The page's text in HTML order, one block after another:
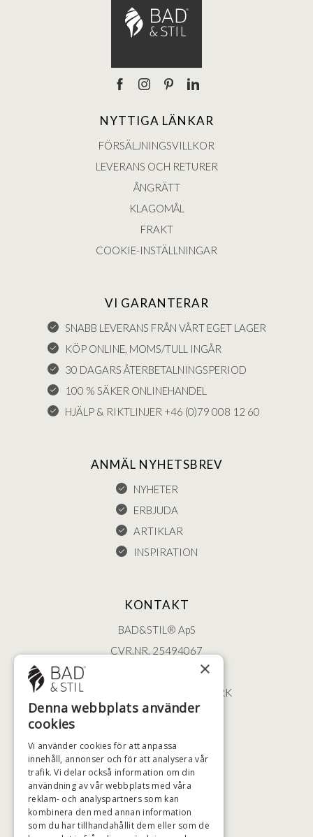
NYTTIGA LÄNKAR
FÖRSÄLJNINGSVILLKOR
LEVERANS OCH RETURER
ÅNGRÄTT
KLAGOMÅL
FRAKT
COOKIE-INSTÄLLNINGAR
VI GARANTERAR
SNABB LEVERANS FRÅN VÅRT EGET LAGER
KÖP ONLINE, MOMS/TULL INGÅR
30 DAGARS ÅTERBETALNINGSPERIOD
100 % SÄKER ONLINEHANDEL
HJÄLP & RIKTLINJER +46 (0)79 008 12 60
ANMÄL NYHETSBREV
NYHETER
ERBJUDA
ARTIKLAR
INSPIRATION
KONTAKT
BAD&STIL® ApS
CVR.NR. 25494067
ØSTERBROGADE 202
2100 KØBENHAVN • DANMARK
+46 (0)79 008 12 60
HÖGSTA KREDITVÄRDIGHET
×
Denna webbplats använder
cookies
Vi använder cookies för att anpassa
innehåll, annonser och för att analysera vår
trafik. Vi delar också information om din
användning av vår webbplats med våra
reklam- och analyspartners som kan
kombinera den med annan information
som du har tillhandahållit dem eller som de